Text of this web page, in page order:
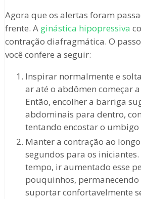
Agora que os alertas foram
frente. A ginástica hipopressiva
contração diafragmática. O
você confere a seguir:
Inspirar normalmente e
ar até o abdômen começar
Então, encolher a barriga
abdominais para dentro,
tentando encostar o umbigo
Manter a contração ao
segundos para os
tempo, ir aumentado esse
pouquinhos,
suportar confortavelmente